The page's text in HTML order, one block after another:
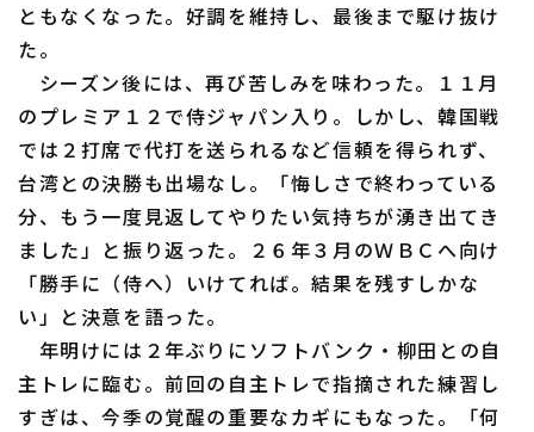
運営会社（別ウィンドウで開く） よくある質問
特定商取引法の表示 アルバイト募集（別ウィンドウで開く
ともなくなった。好調を維持し、最後まで駆け抜け
た。
シーズン後には、再び苦しみを味わった。１１月
のプレミア１２で侍ジャパン入り。しかし、韓国戦
では２打席で代打を送られるなど信頼を得られず、
台湾との決勝も出場なし。「悔しさで終わっている
分、もう一度見返してやりたい気持ちが湧き出てき
ました」と振り返った。２６年３月のＷＢＣへ向け
「勝手に（侍へ）いけてれば。結果を残すしかな
い」と決意を語った。
年明けには２年ぶりにソフトバンク・柳田との自
主トレに臨む。前回の自主トレで指摘された練習し
すぎは、今季の覚醒の重要なカギにもなった。「何